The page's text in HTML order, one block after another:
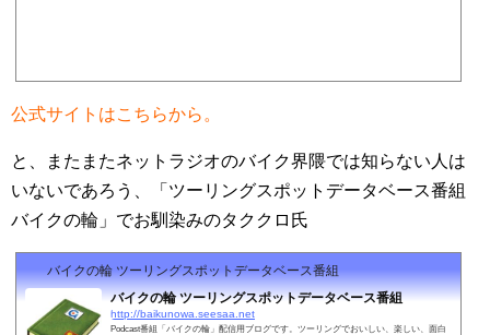
公式サイトはこちらから。
と、またまたネットラジオのバイク界隈では知らない人は
いないであろう、「 ツーリングスポットデータベース番組
バイクの輪」でお馴染みのタククロ氏
バイクの輪 ツーリングスポットデータベース番組
バイクの輪 ツーリングスポットデータベース番組
http://baikunowa.seesaa.net
Podcast番組「バイクの輪」配信用ブログです。ツーリングでおいしい、楽しい、面白